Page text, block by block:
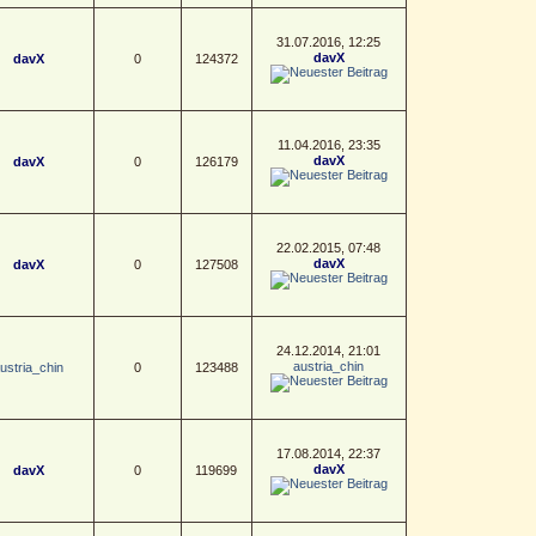
davX 0 124372
31.07.2016, 12:25
davX
davX 0 126179
11.04.2016, 23:35
davX
davX 0 127508
22.02.2015, 07:48
davX
0 123488
24.12.2014, 21:01
austria_chin
davX 0 119699
17.08.2014, 22:37
davX